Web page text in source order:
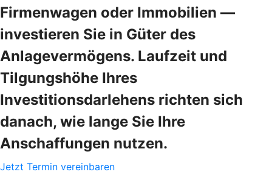
Firmenwagen oder Immobilien —
investieren Sie in Güter des
Anlagevermögens. Laufzeit und
Tilgungshöhe Ihres
Investitionsdarlehens richten sich
danach, wie lange Sie Ihre
Anschaffungen nutzen.
Jetzt Termin vereinbaren